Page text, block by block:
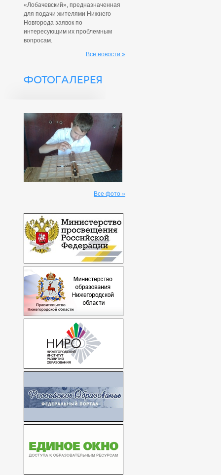
«Лобачевский», предназначенная
для подачи жителями Нижнего
Новгорода заявок по
интересующим их проблемным
вопросам.
Все новости »
ФОТОГАЛЕРЕЯ
Все фото »